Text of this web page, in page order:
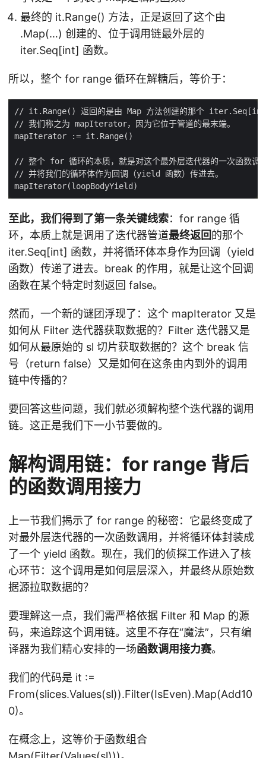
最终的 it.Range() 方法，正是返回了这个由
.Map(…) 创建的、位于调用链最外层的
iter.Seq[int] 函数。
所以，整个 for range 循环在解糖后，等价于：
至此，我们得到了第一条关键线索：for range 循
环，本质上就是调用了迭代器管道最终返回的那个
iter.Seq[int] 函数，并将循环体本身作为回调（yield
函数）传递了进去。break 的作用，就是让这个回调
函数在某个特定时刻返回 false。
然而，一个新的谜团浮现了：这个 mapIterator 又是
如何从 Filter 迭代器获取数据的？Filter 迭代器又是
如何从最原始的 sl 切片获取数据的？这个 break 信
号（return false）又是如何在这条由内到外的调用
链中传播的？
要回答这些问题，我们就必须解构整个迭代器的调用
链。这正是我们下一小节要做的。
解构调用链：for range 背后
的函数调用接力
上一节我们揭示了 for range 的秘密：它最终变成了
对最外层迭代器的一次函数调用，并将循环体封装成
了一个 yield 函数。现在，我们的侦探工作进入了核
心环节：这个调用是如何层层深入，并最终从原始数
据源拉取数据的？
要理解这一点，我们需严格依据 Filter 和 Map 的源
码，来追踪这个调用链。这里不存在“魔法”，只有编
译器为我们精心安排的一场函数调用接力赛。
我们的代码是 it :=
From(slices.Values(sl)).Filter(IsEven).Map(Add10
0)。
在概念上，这等价于函数组合